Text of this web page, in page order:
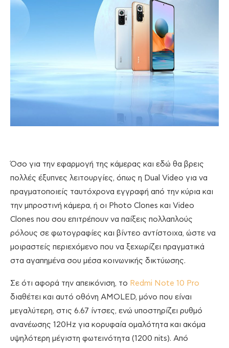
Όσο για την εφαρμογή της κάμερας και εδώ θα βρεις
πολλές έξυπνες λειτουργίες, όπως η Dual Video για να
πραγματοποιείς ταυτόχρονα εγγραφή από την κύρια και
την μπροστινή κάμερα, ή οι Photo Clones και Video
Clones που σου επιτρέπουν να παίξεις πολλαπλούς
ρόλους σε φωτογραφίες και βίντεο αντίστοιχα, ώστε να
μοιραστείς περιεχόμενο που να ξεχωρίζει πραγματικά
στα αγαπημένα σου μέσα κοινωνικής δικτύωσης.
Σε ότι αφορά την απεικόνιση, το Redmi Note 10 Pro
διαθέτει και αυτό οθόνη AMOLED, μόνο που είναι
μεγαλύτερη, στις 6.67 ίντσες, ενώ υποστηρίζει ρυθμό
ανανέωσης 120Hz για κορυφαία ομαλότητα και ακόμα
υψηλότερη μέγιστη φωτεινότητα (1200 nits). Από